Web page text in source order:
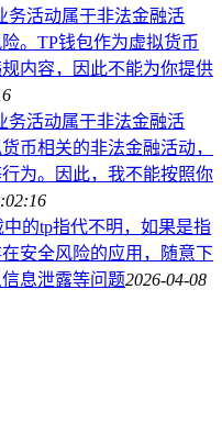
务活动属于非法金融活
。TP钱包作为虚拟货币
内容，因此不能为你提供
务活动属于非法金融活
币相关的非法金融活动，
为。因此，我不能按照你
的tp指代不明，如果是指
安全风险的应用，随意下
息泄露等问题2026-04-08